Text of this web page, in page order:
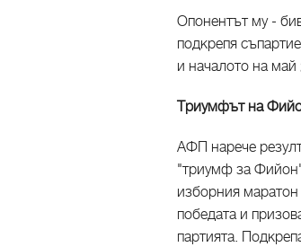
Опонентът му -
подкрепя
и началото на май
Триумфът на
АФП нарече
"триумф за
изборния маратон
победата и
партията.